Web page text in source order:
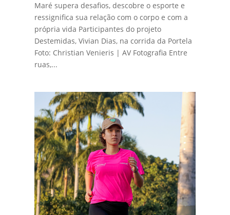
Maré supera desafios, descobre o esporte e
ressignifica sua relação com o corpo e com a
própria vida Participantes do projeto
Destemidas, Vivian Dias, na corrida da Portela
Foto: Christian Venieris | AV Fotografia Entre
ruas,...